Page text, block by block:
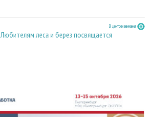
В центре внимания
Любителям леса и берез посвящается